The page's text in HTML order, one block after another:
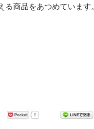
商品をあつめています。